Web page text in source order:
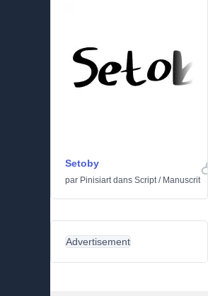
Setoby
par Pinisiartdans Script/ Manuscrit
Advertisement